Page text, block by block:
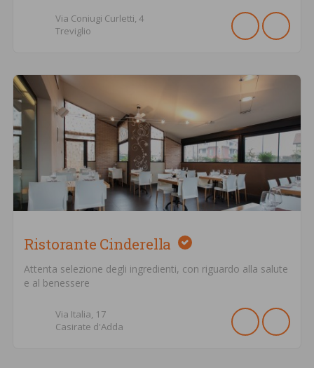
Via Coniugi Curletti, 4
Treviglio
Ristorante Cinderella
Attenta selezione degli ingredienti, con riguardo alla salute
e al benessere
Via Italia, 17
Casirate d'Adda